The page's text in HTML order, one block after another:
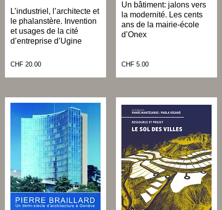
L’industriel, l’architecte et
le phalanstère. Invention
et usages de la cité
d’entreprise d’Ugine
CHF 20.00
Un bâtiment: jalons vers
la modernité. Les cents
ans de la mairie-école
d’Onex
CHF 5.00